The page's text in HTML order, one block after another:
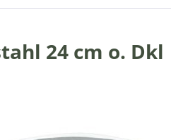
24 cm o. Dkl